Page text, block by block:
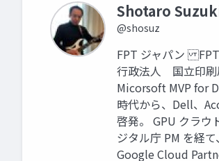
Shotaro
@shosuz
FPT ジャパン
行政法人 国立印
Micorsoft MVP for
時代から、Dell、
啓発。 GPU クラウ
ジタル庁 PM を経
Google Cloud